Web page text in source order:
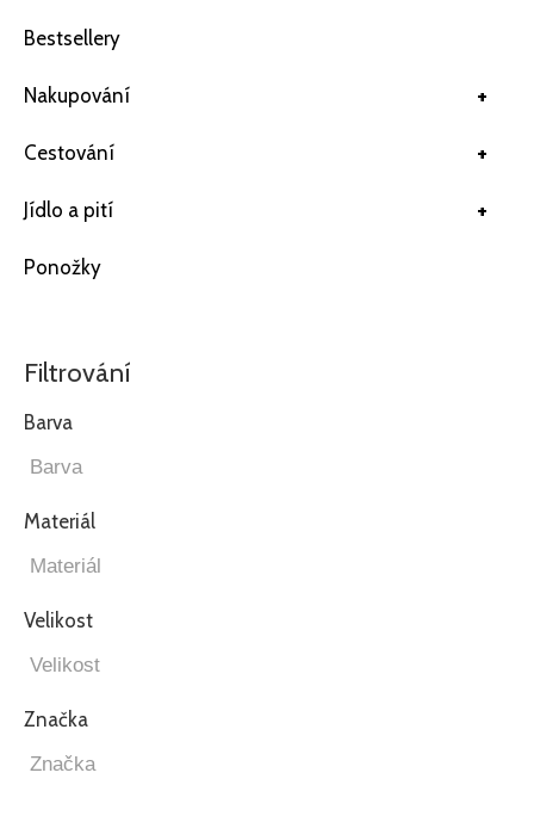
Bestsellery
+
Nakupování
+
Cestování
+
Jídlo a pití
Ponožky
Filtrování
Barva
Materiál
Velikost
Značka